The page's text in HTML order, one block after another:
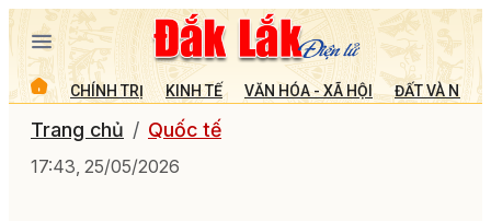
CHÍNH TRỊ KINH TẾ VĂN HÓA - XÃ HỘI ĐẤT VÀ
Trang chủ Quốc tế
17:43, 25/05/2026